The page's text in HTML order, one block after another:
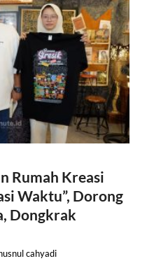
Rumah Kreasi
Waktu”, Dorong
Dongkrak
cahyadi